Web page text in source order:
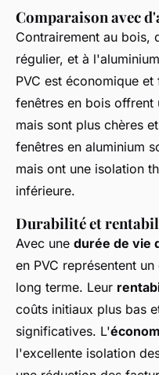
Comparaison avec
Contrairement au bois,
régulier, et à
PVC est économique
fenêtres en bois offrent
mais sont plus chères
fenêtres en aluminium
mais ont une isolation
inférieure.
Durabilité et
Avec une durée de vie
en PVC représentent
long terme. Leur
coûts initiaux plus bas
significatives. L'
l'excellente isolation